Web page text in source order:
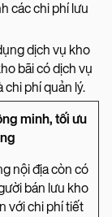
các chi phí lưu
dịch vụ kho
bãi có dịch vụ
chi phí quản lý.
minh, tối ưu
nội địa còn có
bán lưu kho
với chi phí tiết